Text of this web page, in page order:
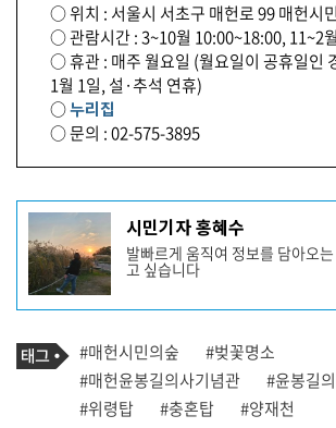
○ 위치 : 서울시 서초구 매헌로 99 매헌시
○ 관람시간 : 3~10월 10:00~18:00, 11~2
○ 휴관 : 매주 월요일 (월요일이 공휴일인
1월 1일, 설·추석 연휴)
○누리집
○ 문의 : 02-575-3895
기
사
작
성
자
프
필
시민기자 홍혜수
발빠르게 움직여 정보를 담아오
고 싶습니다
기
사
관
련
태
태
그
#매헌시민의숲
#벚꽃명소
#매헌윤봉길의사기념관
#윤봉길
#위령탑
#충혼탑 #양재천